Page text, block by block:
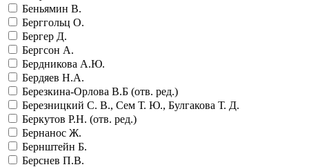
Беньямин В.
Берггольц О.
Бергер Д.
Бергсон А.
Бердникова А.Ю.
Бердяев Н.А.
Березкина-Орлова В.Б (отв. ред.)
Березницкий С. В., Сем Т. Ю., Булгакова Т. Д.
Беркутов Р.Н. (отв. ред.)
Бернанос Ж.
Бернштейн Б.
Берснев П.В.